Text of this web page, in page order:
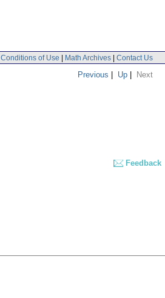
Conditions of Use | Math Archives | Contact Us
Previous | Up | Next
Feedback